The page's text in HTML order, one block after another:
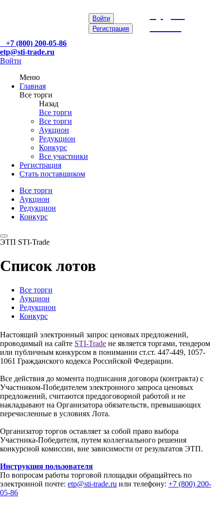
Войти
Регистрация
+7 (800) 200-05-86
etp@sti-trade.ru
Войти
Меню
Главная
Все торги
Назад
Все торги
Все торги
Аукцион
Редукцион
Конкурс
Все участники
Регистрация
Стать поставщиком
Все торги
Аукцион
Редукцион
Конкурс
ЭТП STI-Trade
Список лотов
Все торги
Аукцион
Редукцион
Конкурс
Настоящий электронный запрос ценовых предложений,
проводимый на сайте STI-Trade не является торгами, тендером
или публичным конкурсом в понимании ст.ст. 447-449, 1057-
1061 Гражданского кодекса Российской Федерации.
Все действия до момента подписания договора (контракта) с
Участником-Победителем электронного запроса ценовых
предложений, считаются преддоговорной работой и не
накладывают на Организатора обязательств, превышающих
перечисленные в условиях Лота.
Организатор торгов оставляет за собой право выбора
Участника-Победителя, путем коллегиального решения
конкурсной комиссии, вне зависимости от результатов ЭТП.
Инструкция пользователя
По вопросам работы торговой площадки обращайтесь по
электронной почте: etp@sti-trade.ru или телефону: +7 (800) 200-
05-86